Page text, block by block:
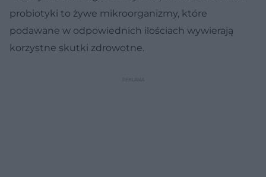
probiotyki to żywe mikroorganizmy, które
podawane w odpowiednich ilościach wywierają
korzystne skutki zdrowotne.